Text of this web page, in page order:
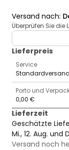
Versand nach:
Überprüfen Sie die
deliveryCountry
Lieferpreis
Service
Porto und
0,00 €
Lieferzeit
Geschätzte
Mi., 12. Aug. und
Versand noch